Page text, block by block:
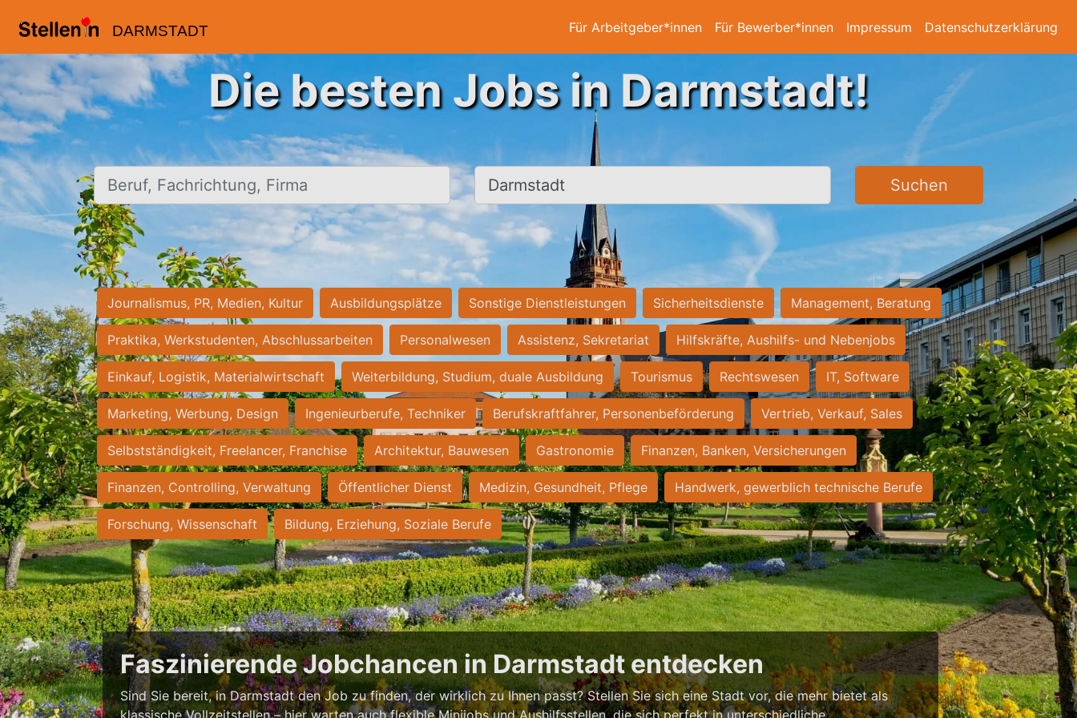
DARMSTADT Für Arbeitgeber*innen Für Bewerber*innen Impressum Datenschutzerklärung
Die besten Jobs in Darmstadt!
Beruf, Fachrichtung, Firma Ort, Stadt Suchen
Journalismus, PR, Medien, Kultur Ausbildungsplätze Sonstige Dienstleistungen Sicherheitsdienste Management, Beratung
Praktika, Werkstudenten, Abschlussarbeiten Personalwesen Assistenz, Sekretariat Hilfskräfte, Aushilfs- und Nebenjobs
Einkauf, Logistik, Materialwirtschaft Weiterbildung, Studium, duale Ausbildung Tourismus Rechtswesen IT, Software
Marketing, Werbung, Design Ingenieurberufe, Techniker Berufskraftfahrer, Personenbeförderung Vertrieb, Verkauf, Sales
Selbstständigkeit, Freelancer, Franchise Architektur, Bauwesen Gastronomie Finanzen, Banken, Versicherungen
Finanzen, Controlling, Verwaltung Öffentlicher Dienst Medizin, Gesundheit, Pflege Handwerk, gewerblich technische Berufe
Forschung, Wissenschaft Bildung, Erziehung, Soziale Berufe
Faszinierende Jobchancen in Darmstadt entdecken
Sind Sie bereit, in Darmstadt den Job zu finden, der wirklich zu Ihnen passt? Stellen Sie sich eine Stadt vor, die mehr bietet als